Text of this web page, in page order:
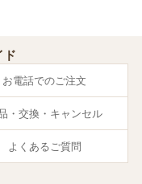
ド
お電話でのご注文
・交換・キャンセル
よくあるご質問